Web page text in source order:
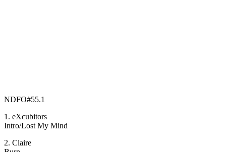
NDFO#55.1
1. eXcubitors
Intro/Lost My Mind
2. Claire